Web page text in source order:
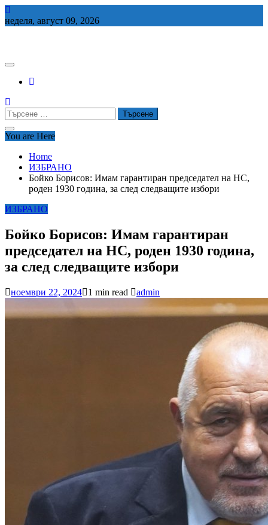
Skip
to
неделя, август 09, 2026
Търсене
за:
You are Here
Home
ИЗБРАНО
Бойко Борисов: Имам гарантиран председател на НС,
роден 1930 година, за след следващите избори
ИЗБРАНО
Бойко Борисов: Имам гарантиран
председател на НС, роден 1930 година,
за след следващите избори
ноември 22, 2024 1 min read admin